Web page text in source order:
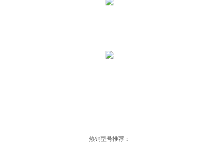
热销型号推荐：